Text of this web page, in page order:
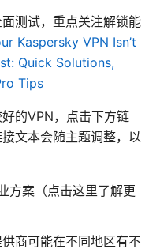
测试，重点关注解锁能
Kaspersky VPN Isn’t
Quick Solutions,
Tips
的VPN，点击下方链
文本会随主题调整，以
方案（点击这里了解更
商可能在不同地区有不